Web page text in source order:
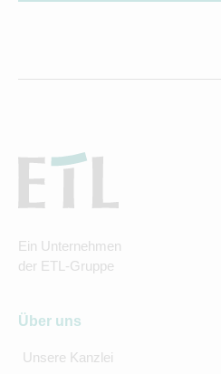
Ein Unternehmen
der ETL-Gruppe
Über uns
Unsere Kanzlei